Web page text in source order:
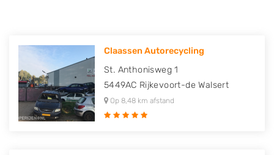
Claassen Autorecycling
St. Anthonisweg 1
5449AC Rijkevoort-de Walsert
Op 8,48 km afstand